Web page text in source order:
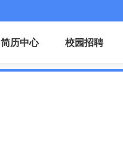
简历中心 校园招聘